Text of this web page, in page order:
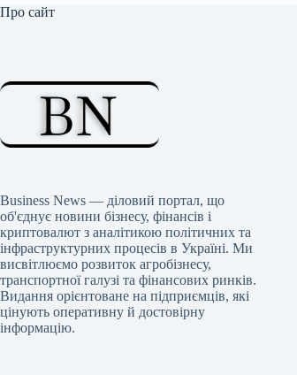
Про сайт
Business News — діловий портал, що
об'єднує новини бізнесу, фінансів і
криптовалют з аналітикою політичних та
інфраструктурних процесів в Україні. Ми
висвітлюємо розвиток агробізнесу,
транспортної галузі та фінансових ринків.
Видання орієнтоване на підприємців, які
цінують оперативну й достовірну
інформацію.